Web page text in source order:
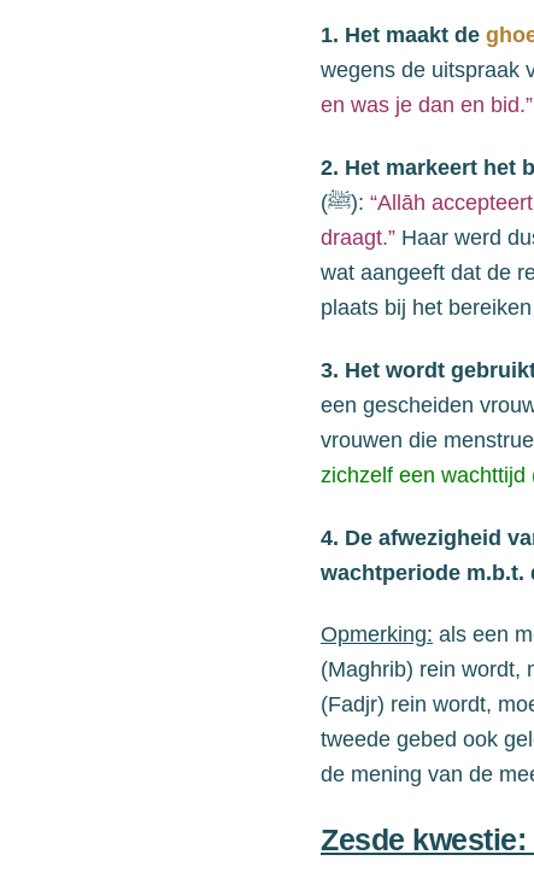
1. Het maakt de
wegens de uitspraak
en was je dan en bid.”
2. Het markeert het
(ﷺ): “Allāh
draagt.” Haar werd
wat aangeeft dat de
plaats bij het
3. Het wordt
een gescheiden
vrouwen die
zichzelf een wachttijd
4. De afwezigheid
wachtperiode m.b.t.
Opmerking: als een
(Maghrib) rein wordt,
(Fadjr) rein wordt,
tweede gebed ook
de mening van de
Zesde